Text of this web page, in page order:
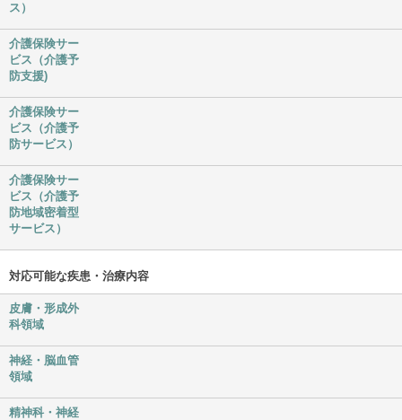
ス）
介護保険サー
ビス（介護予
防支援)
介護保険サー
ビス（介護予
防サービス）
介護保険サー
ビス（介護予
防地域密着型
サービス）
対応可能な疾患・治療内容
皮膚・形成外
科領域
神経・脳血管
領域
精神科・神経